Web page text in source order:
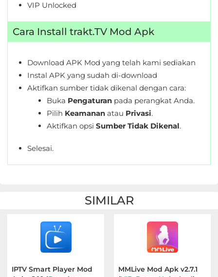
VIP Unlocked
Cara Install trakt.TV Mod Apk
Download APK Mod yang telah kami sediakan
Instal APK yang sudah di-download
Aktifkan sumber tidak dikenal dengan cara:
Buka Pengaturan pada perangkat Anda.
Pilih Keamanan atau Privasi.
Aktifkan opsi Sumber Tidak Dikenal.
Selesai.
SIMILAR
IPTV Smart Player Mod
MMLive Mod Apk v2.7.1